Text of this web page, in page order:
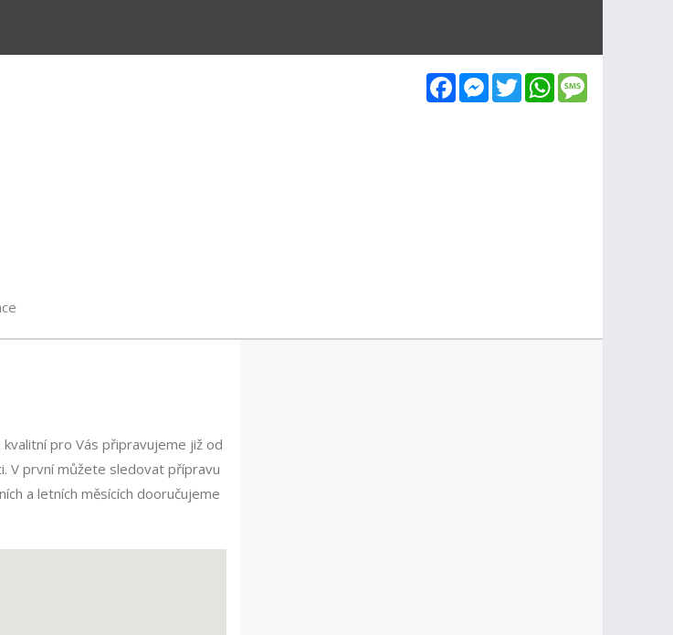
FacebookMessenger
TwitterWhatsApp
pro Vás připravujeme již od
V první můžete sledovat přípravu
a letních měsících dooručujeme